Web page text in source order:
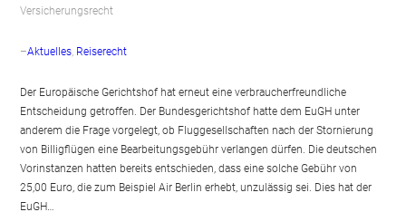
Versicherungsrecht
–Aktuelles, Reiserecht
Der Europäische Gerichtshof hat erneut eine verbraucherfreundliche
Entscheidung getroffen. Der Bundesgerichtshof hatte dem EuGH unter
anderem die Frage vorgelegt, ob Fluggesellschaften nach der Stornierung
von Billigflügen eine Bearbeitungsgebühr verlangen dürfen. Die deutschen
Vorinstanzen hatten bereits entschieden, dass eine solche Gebühr von
25,00 Euro, die zum Beispiel Air Berlin erhebt, unzulässig sei. Dies hat der
EuGH…